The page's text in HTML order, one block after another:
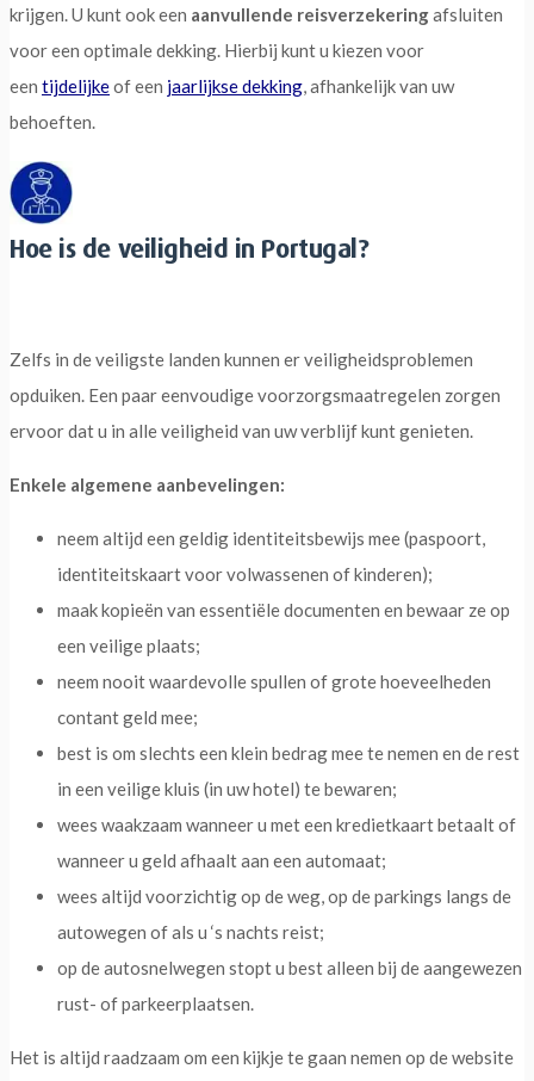
krijgen. U kunt ook een aanvullende reisverzekeringafsluiten
voor een optimale dekking. Hierbij kunt u kiezen voor
een tijdelijkeof een jaarlijkse dekking, afhankelijk van uw
behoeften.
Hoe is de veiligheid in Portugal?
Zelfs in de veiligste landen kunnen er veiligheidsproblemen
opduiken. Een paar eenvoudige voorzorgsmaatregelen zorgen
ervoor dat u in alle veiligheid van uw verblijf kunt genieten.
Enkele algemene aanbevelingen:
neem altijd een geldig identiteitsbewijs mee (paspoort,
identiteitskaart voor volwassenen of kinderen);
maak kopieën van essentiële documenten en bewaar ze op
een veilige plaats;
neem nooit waardevolle spullen of grote hoeveelheden
contant geld mee;
best is om slechts een klein bedrag mee te nemen en de rest
in een veilige kluis (in uw hotel) te bewaren;
wees waakzaam wanneer u met een kredietkaart betaalt of
wanneer u geld afhaalt aan een automaat;
wees altijd voorzichtig op de weg, op de parkings langs de
autowegen of als u ‘s nachts reist;
op de autosnelwegen stopt u best alleen bij de aangewezen
rust- of parkeerplaatsen.
Het is altijd raadzaam om een kijkje te gaan nemen op de website